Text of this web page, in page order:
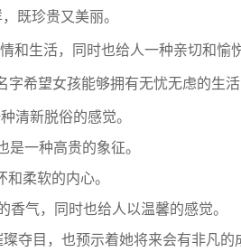
既珍贵又美丽。
和生活，同时也给人一种亲切和愉
字希望女孩能够拥有无忧无虑的生活
清新脱俗的感觉。
是一种高贵的象征。
柔软的内心。
气，同时也给人以温馨的感觉。
夺目，也预示着她将来会有非凡的